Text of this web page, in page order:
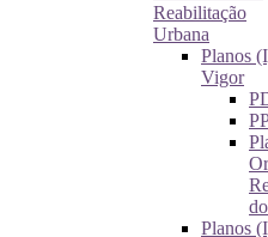
Reabilitação
Urbana
Planos
Vigor
Planos